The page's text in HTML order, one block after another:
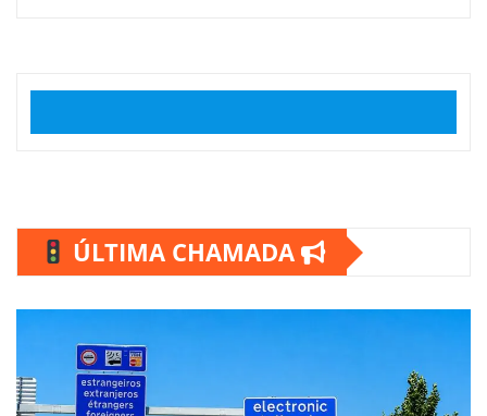
ÚLTIMA CHAMADA